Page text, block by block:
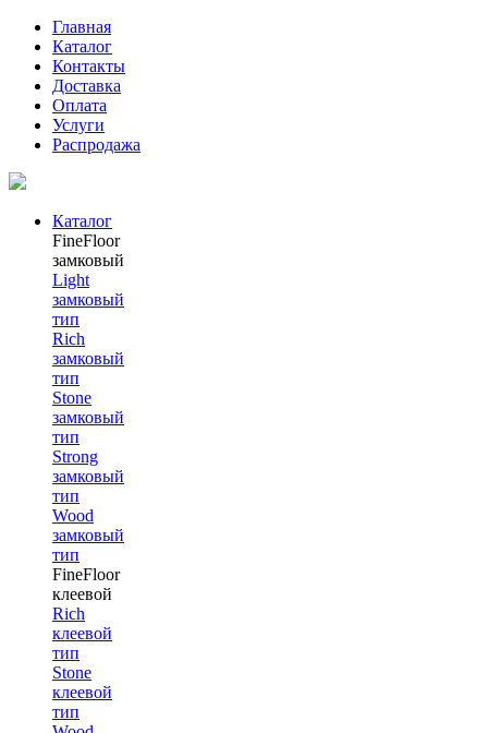
Главная
Каталог
Контакты
Доставка
Оплата
Услуги
Распродажа
Каталог
FineFloor
замковый
Light
замковый
тип
Rich
замковый
тип
Stone
замковый
тип
Strong
замковый
тип
Wood
замковый
тип
FineFloor
клеевой
Rich
клеевой
тип
Stone
клеевой
тип